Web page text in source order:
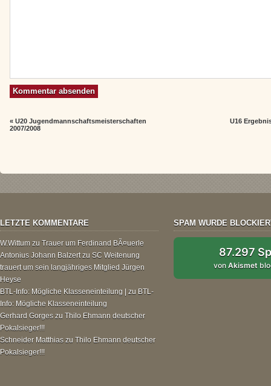
«U20 Jugendmannschaftsmeisterschaften
2007/2008
U16
LETZTE KOMMENTARE
W.Wittum zu Trauer um Ferdinand BÃ¤uerle
Antonius Johann Balzertzu SC Weitenung
trauert um sein langjähriges Mitglied Jürgen
Heyse
BTL-Info: Mögliche Klasseneinteilung | zu BTL-
Info: Mögliche Klasseneinteilung
Gerhard Gorges zu Thilo Ehmann deutscher
Pokalsieger!!!
Schneider Matthias zu Thilo Ehmann deutscher
Pokalsieger!!!
SPAM WURDE
87.297
vonAkismet